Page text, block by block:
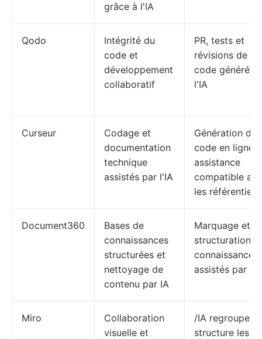
grâce à l'IA
Qodo
Intégrité du
code et
développement
collaboratif
PR, tests et
révisions de
code générés
l'IA
Curseur
Codage et
documentation
technique
assistés par l'IA
Génération de
code en ligne
assistance
compatible
les référentiels
Document360
Bases de
connaissances
structurées et
nettoyage de
contenu par IA
Marquage et
structuration
connaissances
assistés par
Miro
Collaboration
visuelle et
/IA regroupe et
structure les